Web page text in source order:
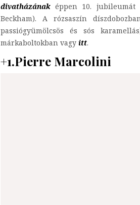
divatházánaképpen 10. jubileumát
Beckham). A rózsaszín
passiógyümölcsös és sós
márkaboltokban vagy itt.
+1.Pierre Marcolini